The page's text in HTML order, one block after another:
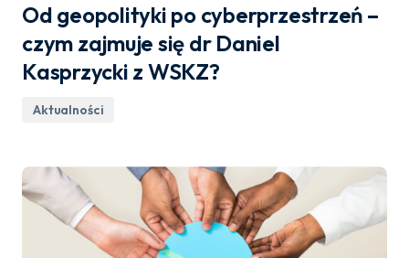
Od geopolityki po cyberprzestrzeń –
czym zajmuje się dr Daniel
Kasprzycki z WSKZ?
Aktualności